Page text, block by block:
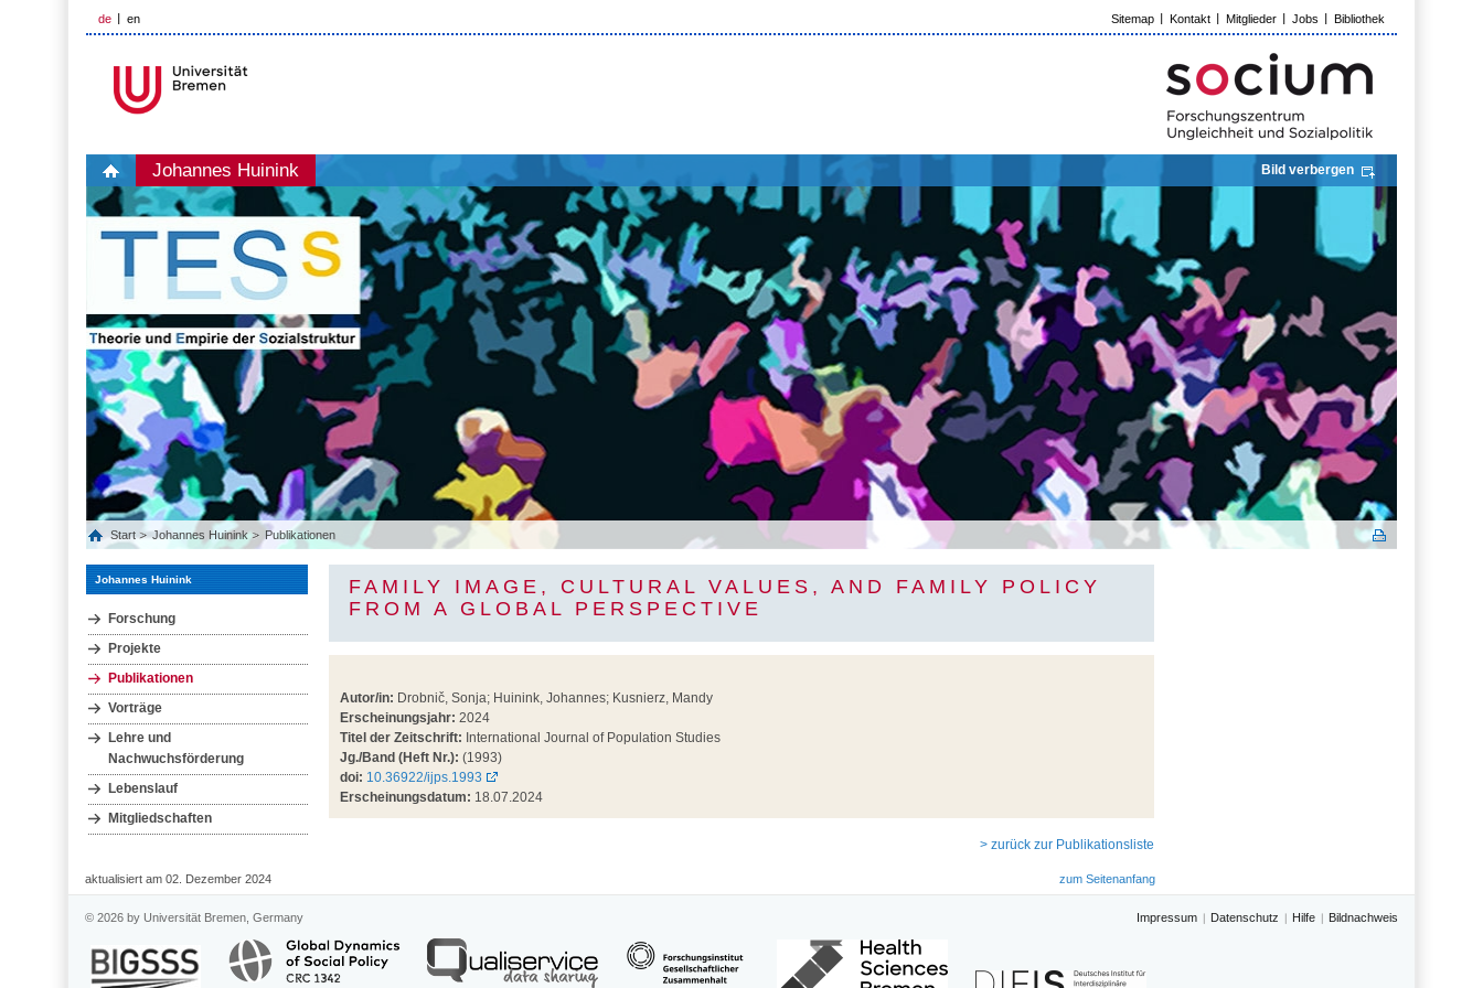
de en Sitemap Kontakt Mitglieder Jobs Bibliothek
Johannes Huinink Bild verbergen
Start Johannes Huinink Publikationen
Johannes Huinink
Forschung
Projekte
Publikationen
Vorträge
Lehre und
Nachwuchsförderung
Lebenslauf
Mitgliedschaften
FAMILY IMAGE, CULTURAL VALUES, AND FAMILY POLICY
FROM A GLOBAL PERSPECTIVE
Autor/in: Drobnič, Sonja; Huinink, Johannes; Kusnierz, Mandy
Erscheinungsjahr: 2024
Titel der Zeitschrift: International Journal of Population Studies
Jg./Band (Heft Nr.): (1993)
doi: 10.36922/ijps.1993
Erscheinungsdatum: 18.07.2024
> zurück zur Publikationsliste
aktualisiert am 02. Dezember 2024 zum Seitenanfang
© 2026 by Universität Bremen, Germany Impressum Datenschutz Hilfe Bildnachweis